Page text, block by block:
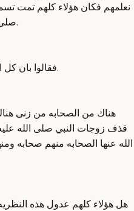
نعلمهم فكان هؤلاء كلهم تمت
صلى الله عليه وسلم والاستخدام القران.
فقالوا بان كل الصحابيين هو عدل من الذي قال هذا.
هناك من الصحابه من زنى
قذف زوجات النبي صلى الله
الله عنها الصحابه منهم صحابه
هل هؤلاء كلهم عدول هذه